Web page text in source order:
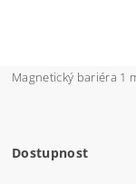
Magnetický bariéra 1
Dostupnost